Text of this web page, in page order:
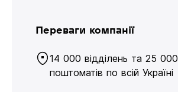
Переваги компанії
14 000 відділень та 25 000
поштоматів по всій Україні